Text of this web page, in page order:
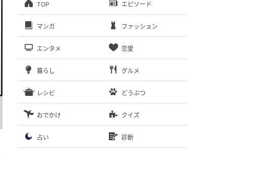
TOP エピソード
マンガ ファッション
エンタメ 恋愛
暮らし グルメ
レシピ どうぶつ
おでかけ クイズ
占い 診断